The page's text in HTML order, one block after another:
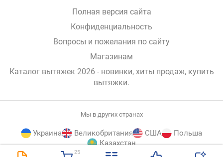
25
Полная версия сайта
Конфиденциальность
Вопросы и пожелания по сайту
Магазинам
Каталог вытяжек 2026 - новинки, хиты продаж, купить
вытяжки.
Мы в других странах
Украина Великобритания США
Польша
Казахстан